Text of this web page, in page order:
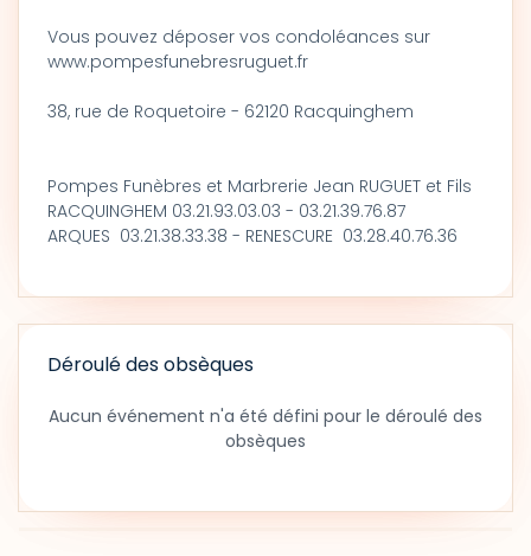
Vous pouvez déposer vos condoléances sur
www.pompesfunebresruguet.fr
38, rue de Roquetoire - 62120 Racquinghem
Pompes Funèbres et Marbrerie Jean RUGUET et Fils
RACQUINGHEM 03.21.93.03.03 - 03.21.39.76.87
ARQUES 03.21.38.33.38 - RENESCURE 03.28.40.76.36
Déroulé des obsèques
Aucun événement n'a été défini pour le déroulé des
obsèques